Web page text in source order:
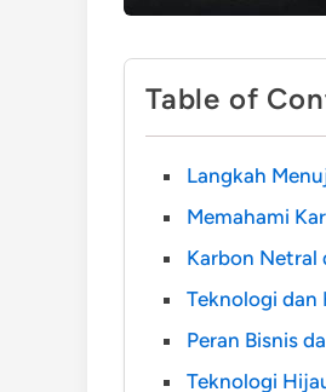
Table of
Langkah
Memahami
Karbon Netral
Teknologi dan
Peran Bisnis
Teknologi